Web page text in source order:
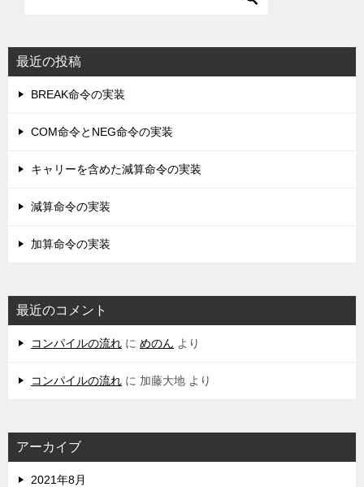
最近の投稿
BREAK命令の実装
COM命令とNEG命令の実装
キャリーを含めた減算命令の実装
減算命令の実装
加算命令の実装
最近のコメント
コンパイルの流れ に めのん より
コンパイルの流れ に 加藤大地 より
アーカイブ
2021年8月